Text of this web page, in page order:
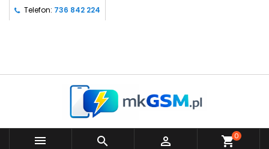
Telefon: 736 842 224
   shopping_cart0